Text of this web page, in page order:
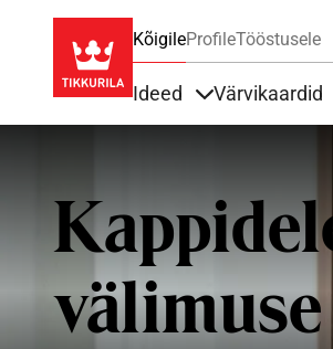
KõigileProfileTööstusele
Ideed Värvikaardid